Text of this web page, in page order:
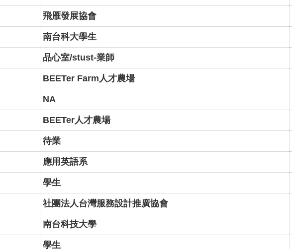
飛雁發展協會
南台科大學生
品心室/stust-業師
BEETer Farm人才農場
NA
BEETer人才農場
待業
應用英語系
學生
社團法人台灣服務設計推廣協會
南台科技大學
學生